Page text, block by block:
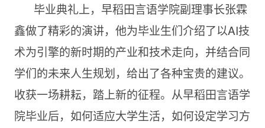
毕业典礼上，早稻田言语学院副理事长张霖
鑫做了精彩的演讲，他为毕业生们介绍了以AI技
术为引擎的新时期的产业和技术走向，并结合同
学们的未来人生规划，给出了各种宝贵的建议。
收获一场耕耘，踏上新的征程。从早稻田言语学
院毕业后，如何适应大学生活，如何设定学习方